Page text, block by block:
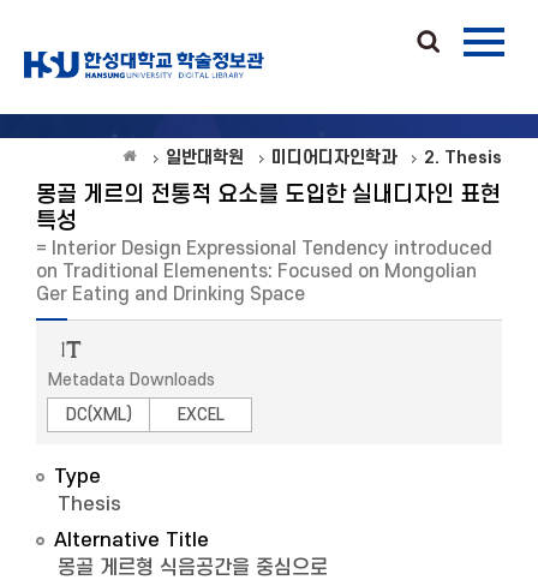
일반대학원 미디어디자인학과 2. Thesis
몽골 게르의 전통적 요소를 도입한 실내디자인 표현
특성
= Interior Design Expressional Tendency introduced
on Traditional Elemenents: Focused on Mongolian
Ger Eating and Drinking Space
Metadata Downloads
DC(XML)
EXCEL
Type
Thesis
Alternative Title
몽골 게르형 식음공간을 중심으로